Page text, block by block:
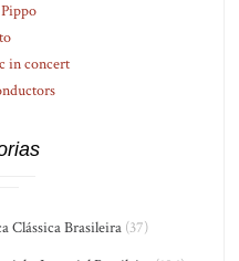
in concert
Clássica Brasileira (37)